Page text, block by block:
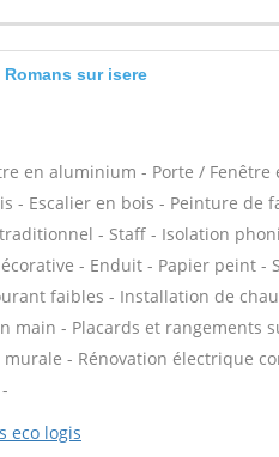
sur isere
en aluminium - Porte / Fenêtre
- Escalier en bois - Peinture de
- Staff - Isolation
- Enduit - Papier peint -
faibles - Installation de
main - Placards et rangements
- Rénovation électrique
eco logis